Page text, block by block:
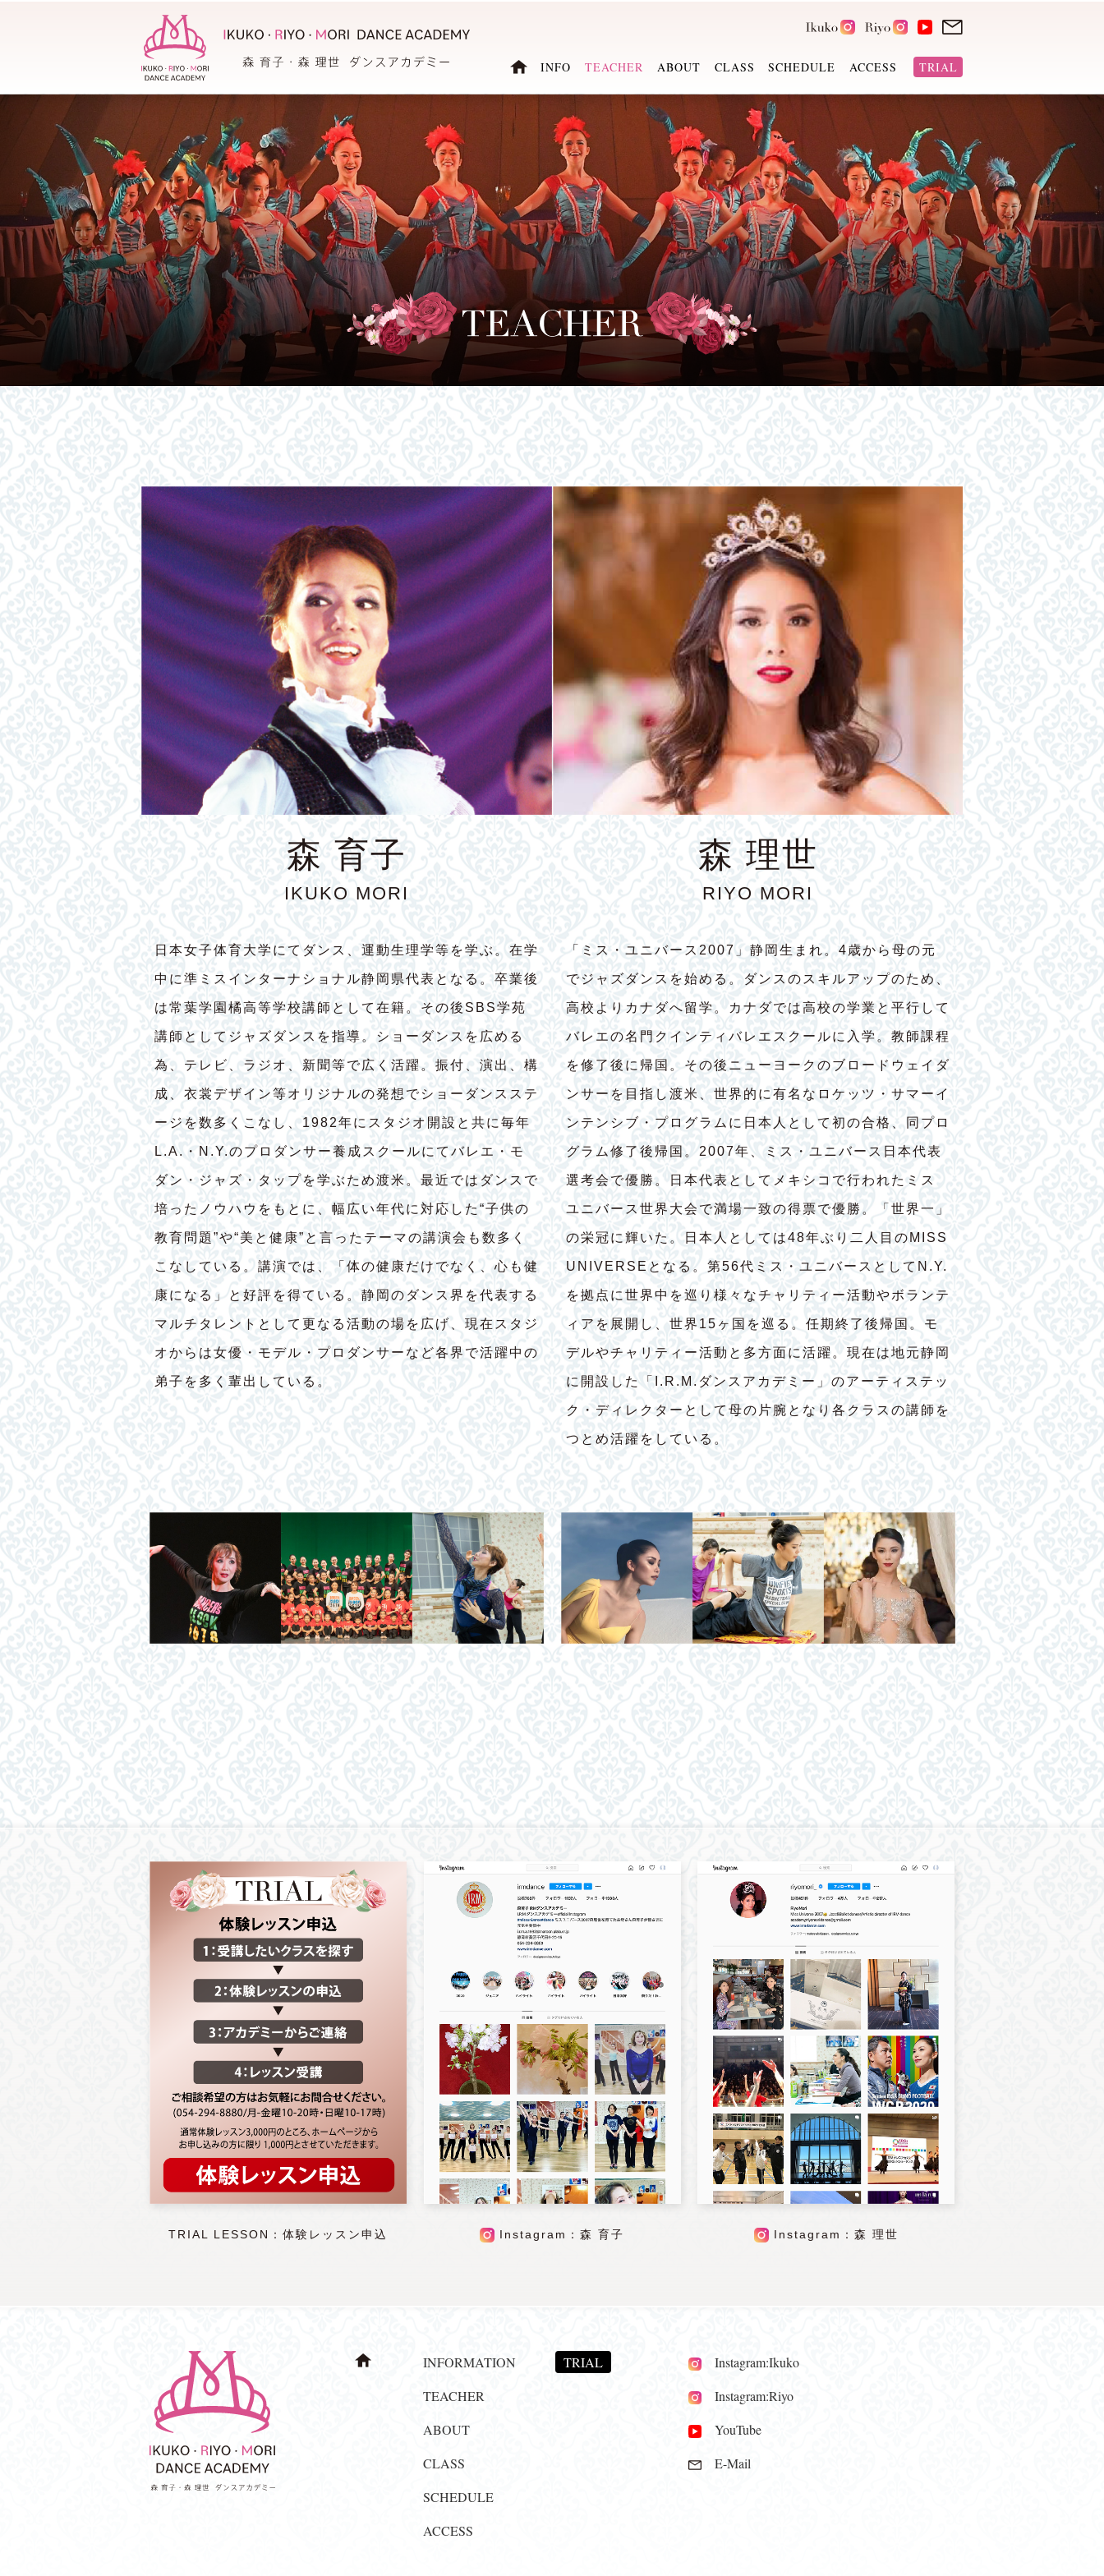
INFO TEACHER ABOUT CLASS SCHEDULE ACCESS TRIAL
森 育子
IKUKO MORI
日本女子体育大学にてダンス、運動生理学等を学ぶ。在学
中に準ミスインターナショナル静岡県代表となる。卒業後
は常葉学園橘高等学校講師として在籍。その後SBS学苑
講師としてジャズダンスを指導。ショーダンスを広める
為、テレビ、ラジオ、新聞等で広く活躍。振付、演出、構
成、衣裳デザイン等オリジナルの発想でショーダンスステ
ージを数多くこなし、1982年にスタジオ開設と共に毎年
L.A.・N.Y.のプロダンサー養成スクールにてバレエ・モ
ダン・ジャズ・タップを学ぶため渡米。最近ではダンスで
培ったノウハウをもとに、幅広い年代に対応した“子供の
教育問題”や“美と健康”と言ったテーマの講演会も数多く
こなしている。講演では、「体の健康だけでなく、心も健
康になる」と好評を得ている。静岡のダンス界を代表する
マルチタレントとして更なる活動の場を広げ、現在スタジ
オからは女優・モデル・プロダンサーなど各界で活躍中の
弟子を多く輩出している。
森 理世
RIYO MORI
「ミス・ユニバース2007」静岡生まれ。4歳から母の元
でジャズダンスを始める。ダンスのスキルアップのため、
高校よりカナダへ留学。カナダでは高校の学業と平行して
バレエの名門クインティバレエスクールに入学。教師課程
を修了後に帰国。その後ニューヨークのブロードウェイダ
ンサーを目指し渡米、世界的に有名なロケッツ・サマーイ
ンテンシブ・プログラムに日本人として初の合格、同プロ
グラム修了後帰国。2007年、ミス・ユニバース日本代表
選考会で優勝。日本代表としてメキシコで行われたミス
ユニバース世界大会で満場一致の得票で優勝。「世界一」
の栄冠に輝いた。日本人としては48年ぶり二人目のMISS
UNIVERSEとなる。第56代ミス・ユニバースとしてN.Y.
を拠点に世界中を巡り様々なチャリティー活動やボランテ
ィアを展開し、世界15ヶ国を巡る。任期終了後帰国。モ
デルやチャリティー活動と多方面に活躍。現在は地元静岡
に開設した「I.R.M.ダンスアカデミー」のアーティステッ
ク・ディレクターとして母の片腕となり各クラスの講師を
つとめ活躍をしている。
TRIAL LESSON：体験レッスン申込 Instagram：森 育子 Instagram：森 理世
INFORMATION
TEACHER
ABOUT
CLASS
SCHEDULE
ACCESS
TRIAL
Instagram:Ikuko
Instagram:Riyo
YouTube
E-Mail